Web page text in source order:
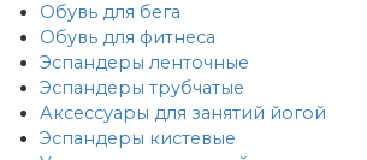
Обувь для бега
Обувь для фитнеса
Эспандеры ленточные
Эспандеры трубчатые
Аксессуары для занятий йогой
Эспандеры кистевые